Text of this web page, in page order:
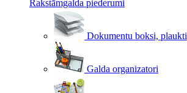
Rakstāmgalda piederumi
Dokumentu boksi, plaukti
Galda organizatori